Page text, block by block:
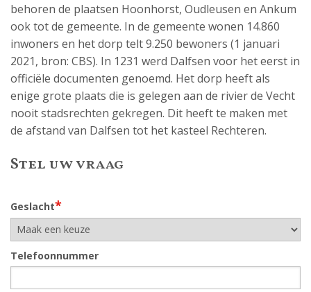
behoren de plaatsen Hoonhorst, Oudleusen en Ankum
ook tot de gemeente. In de gemeente wonen 14.860
inwoners en het dorp telt 9.250 bewoners (1 januari
2021, bron: CBS). In 1231 werd Dalfsen voor het eerst in
officiële documenten genoemd. Het dorp heeft als
enige grote plaats die is gelegen aan de rivier de Vecht
nooit stadsrechten gekregen. Dit heeft te maken met
de afstand van Dalfsen tot het kasteel Rechteren.
Stel uw vraag
Geslacht*
Telefoonnummer